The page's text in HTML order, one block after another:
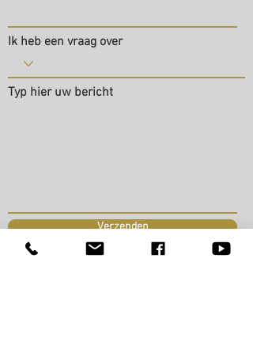
Ik heb een vraag over
Typ hier uw bericht
Verzenden